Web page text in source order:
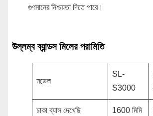
গুণমানের নিশ্চয়তা দিতে পারে।
উল্লম্ব ব্যান্ডস মিলের পরামিতি
মডেল
SL-
S3000
চাকা ব্যাস দেখেছি 1600 মিমি